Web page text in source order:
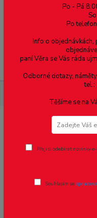
Profil H v. 3,2
Novinka
Po - Pá
Po
Info o
paní Věra se Vás ráda
Odborné dotazy,
tel.:
Těšíme se na
Přeji si odebírat novinky
Souhlasím se